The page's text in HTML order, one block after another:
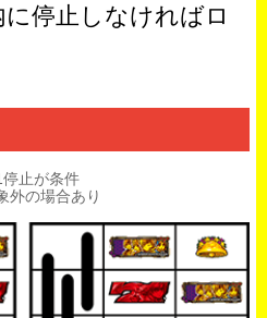
停止しなければロ
止が条件
外の場合あり